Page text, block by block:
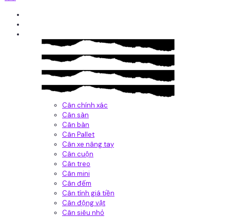
Cân chính xác
Cân sàn
Cân bàn
Cân Pallet
Cân xe nâng tay
Cân cuộn
Cân treo
Cân mini
Cân đếm
Cân tính giá tiền
Cân động vật
Cân siêu nhỏ